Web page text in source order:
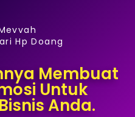
Hp Doang
Membuat
Untuk
Anda.